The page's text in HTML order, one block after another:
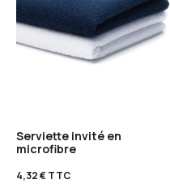
Serviette invité en
microfibre
4,32€TTC